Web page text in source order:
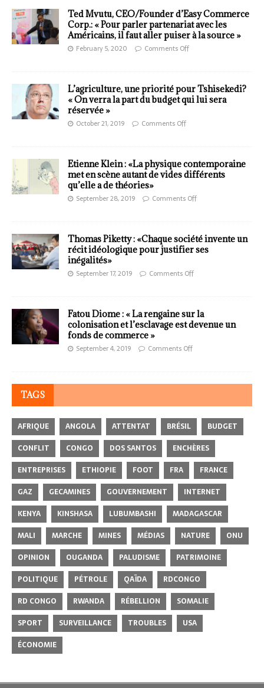
Ted Mvutu, CEO/Founder d’Easy Commerce
Corp.: « Pour parler partenariat avec les
Américains, il faut aller puiser à la source »
February 5, 2020 Comments Off
L’agriculture, une priorité pour Tshisekedi?
« On verra la part du budget qui lui sera
réservée »
October 21, 2019 Comments Off
Etienne Klein : «La physique contemporaine
met en scène autant de vides différents
qu’elle a de théories»
September 28, 2019 Comments Off
Thomas Piketty : «Chaque société invente un
récit idéologique pour justifier ses
inégalités»
September 17, 2019 Comments Off
Fatou Diome : « La rengaine sur la
colonisation et l’esclavage est devenue un
fonds de commerce »
September 4, 2019 Comments Off
TAGS
AFRIQUE ANGOLA ATTENTAT BRÉSIL
BUDGET
CONFLIT
CONGO DOS SANTOS
ENCHÈRES
ENTREPRISES
ETHIOPIE FOOT FRA
FRANCE
GAZ
GECAMINES GOUVERNEMENT
INTERNET
KENYA
KINSHASA LUBUMBASHI
MADAGASCAR
MALI
MARCHE MINES MÉDIAS NATURE
ONU
OPINION
OUGANDA PALUDISME
PATRIMOINE
POLITIQUE
PÉTROLE QAÏDA
RDCONGO
RD CONGO
RWANDA RÉBELLION
SOMALIE
SPORT
SURVEILLANCE TROUBLES
USA
ÉCONOMIE